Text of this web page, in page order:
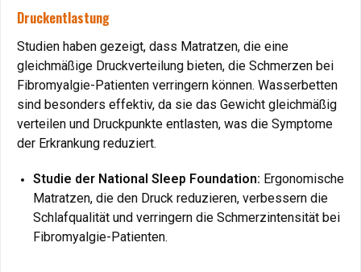
Vorteil: Wellness und Therapie in den eigenen vier
Wänden.
Durchblutungsstörungen und Dekubitus: Vorbeugung
durch Gelbett-Technologie
Durchblutungsstörungen: Verbesserung der
Zirkulation
Das Gelbett lindertDurchblutungsstörungenin den Beinen,
indem es den Körper gleichmäßig stützt und Druckstellen
vermeidet.
Druckentlastung
Studien haben gezeigt, dass Matratzen, die eine
gleichmäßige Druckverteilung bieten, die Schmerzen bei
Fibromyalgie-Patienten verringern können. Wasserbetten
sind besonders effektiv, da sie das Gewicht gleichmäßig
verteilen und Druckpunkte entlasten, was die Symptome
der Erkrankung reduziert.
Studie der National Sleep Foundation: Ergonomische
Matratzen, die den Druck reduzieren, verbessern die
Schlafqualität und verringern die Schmerzintensität bei
Fibromyalgie-Patienten.